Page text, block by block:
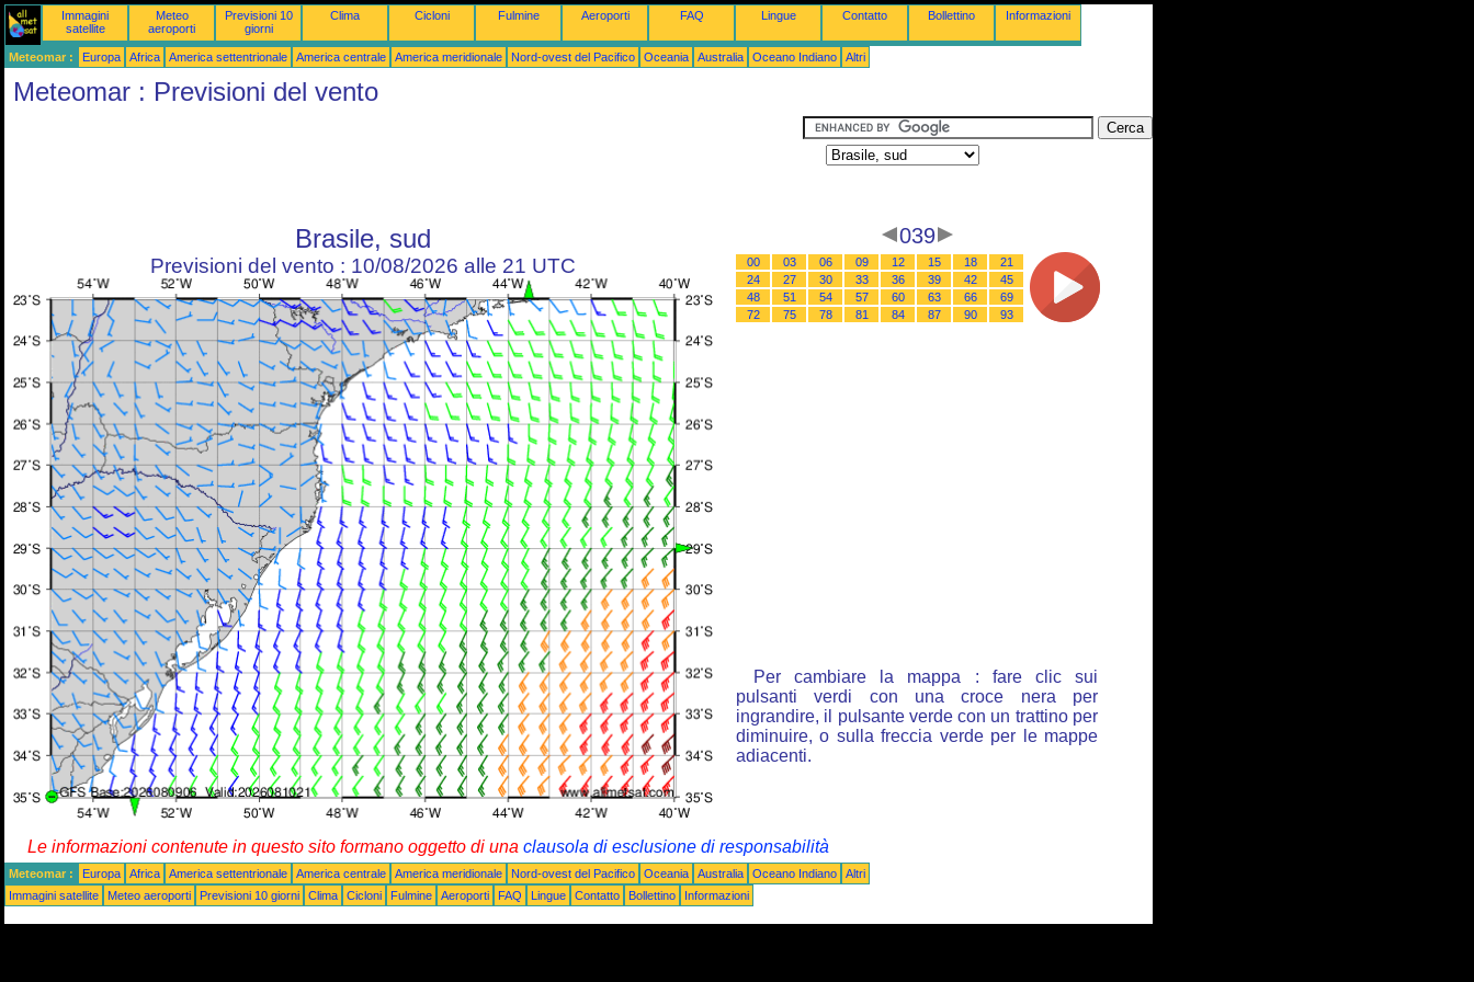
Immagini
satellite
Meteo
aeroporti
Previsioni 10
giorni
Clima Cicloni Fulmine Aeroporti FAQ Lingue Contatto Bollettino Informazioni
Meteomar : Europa Africa America settentrionale America centrale America meridionale Nord-ovest del Pacifico Oceania Australia Oceano Indiano Altri
Meteomar : Previsioni del vento
Brasile, sud
Previsioni del vento : 10/08/2026 alle 21 UTC
039
00 03 06 09 12 15 18
21
24
27 30 33 36 39 42
45
48
51 54 57 60 63 66
69
72
75 78 81 84 87 90 93
Per cambiare la mappa : fare clic sui
pulsanti verdi con una croce nera per
ingrandire, il pulsante verde con un trattino per
diminuire, o sulla freccia verde per le mappe
adiacenti.
Le informazioni contenute in questo sito formano oggetto di una clausola di esclusione di responsabilità
Meteomar : Europa Africa America settentrionale America centrale America meridionale Nord-ovest del Pacifico Oceania Australia Oceano Indiano
Altri
Immagini satellite
Meteo aeroporti Previsioni 10 giorni Clima Cicloni Fulmine Aeroporti FAQ Lingue Contatto Bollettino Informazioni